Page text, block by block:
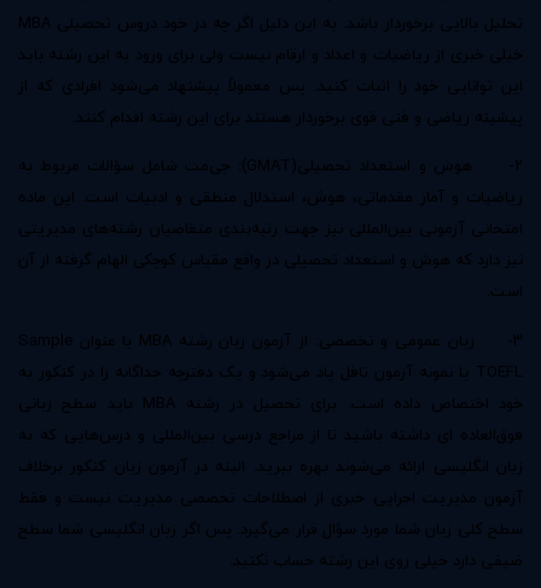
تحلیل بالایی برخوردار باشد. به این دلیل اگر چه در خود دروس تحصیلی MBA
خیلی خبری از ریاضیات و اعداد و ارقام نیست ولی برای ورود به این رشته باید
این توانایی خود را اثبات کنید. پس معمولاً پیشنهاد می‌شود افرادی که از
پیشینه ریاضی و فنی قوی برخوردار هستند برای این رشته اقدام کنند.
۲- هوش و استعداد تحصیلی(GMAT): جی‌مت
شامل سؤالات مربوط به
ریاضیات و آمار مقدماتی، هوش، استدلال منطقی و ادبیات است. این ماده
امتحانی آزمونی بین‌المللی نیز جهت رتبه‌بندی متقاضیان رشته‌های مدیریتی
نیز دارد که هوش و استعداد تحصیلی در واقع مقیاس کوچکی الهام گرفته از آن
است.
۳- زبان عمومی و تخصصی: از آزمون زبان رشته MBA با عنوان Sample
TOEFL یا نمونه آزمون تافل یاد می‌شود و یک دفترچه جداگانه را در کنکور به
خود اختصاص داده است. برای تحصیل در رشته MBA باید سطح زبانی
فوق‌العاده ای داشته باشید تا از مراجع درسی بین‌المللی و درس‌هایی که به
زبان انگلیسی ارائه می‌شوند بهره ببرید. البته در آزمون زبان کنکور برخلاف
آزمون مدیریت اجرایی خبری از اصطلاحات تخصصی مدیریت نیست و فقط
سطح کلی زبان شما مورد سؤال قرار می‌گیرد. پس اگر زبان انگلیسی شما سطح
ضیفی دارد خیلی روی این رشته حساب نکنید.